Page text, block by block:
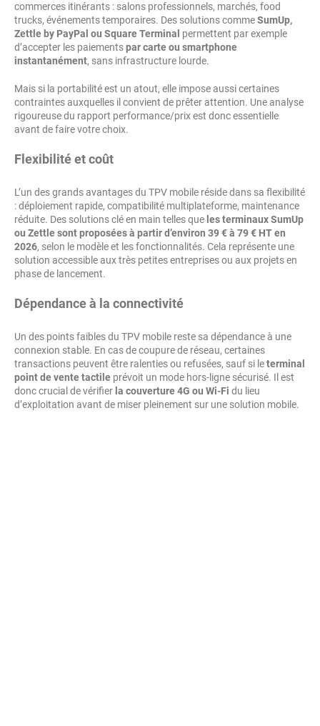
commerces itinérants : salons professionnels, marchés, food
trucks, événements temporaires. Des solutions commeSumUp,
Zettle by PayPal ou Square Terminal permettent par exemple
d’accepter les paiementspar carte ou smartphone
instantanément, sans infrastructure lourde.
Mais si la portabilité est un atout, elle impose aussi certaines
contraintes auxquelles il convient de prêter attention. Une analyse
rigoureuse du rapport performance/prix est donc essentielle
avant de faire votre choix.
Flexibilité et coût
L’un des grands avantages du TPV mobile réside dans sa flexibilité
: déploiement rapide, compatibilité multiplateforme, maintenance
réduite. Des solutions clé en main telles que les terminaux SumUp
ou Zettle sont proposées à partir d’environ 39 € à 79 € HT en
2026, selon le modèle et les fonctionnalités. Cela représente une
solution accessible aux très petites entreprises ou aux projets en
phase de lancement.
Dépendance à la connectivité
Un des points faibles du TPV mobile reste sa dépendance à une
connexion stable. En cas de coupure de réseau, certaines
transactions peuvent être ralenties ou refusées, sauf si leterminal
point de vente tactile prévoit un mode hors-ligne sécurisé. Il est
donc crucial de vérifier la couverture 4G ou Wi-Fi du lieu
d’exploitation avant de miser pleinement sur une solution mobile.